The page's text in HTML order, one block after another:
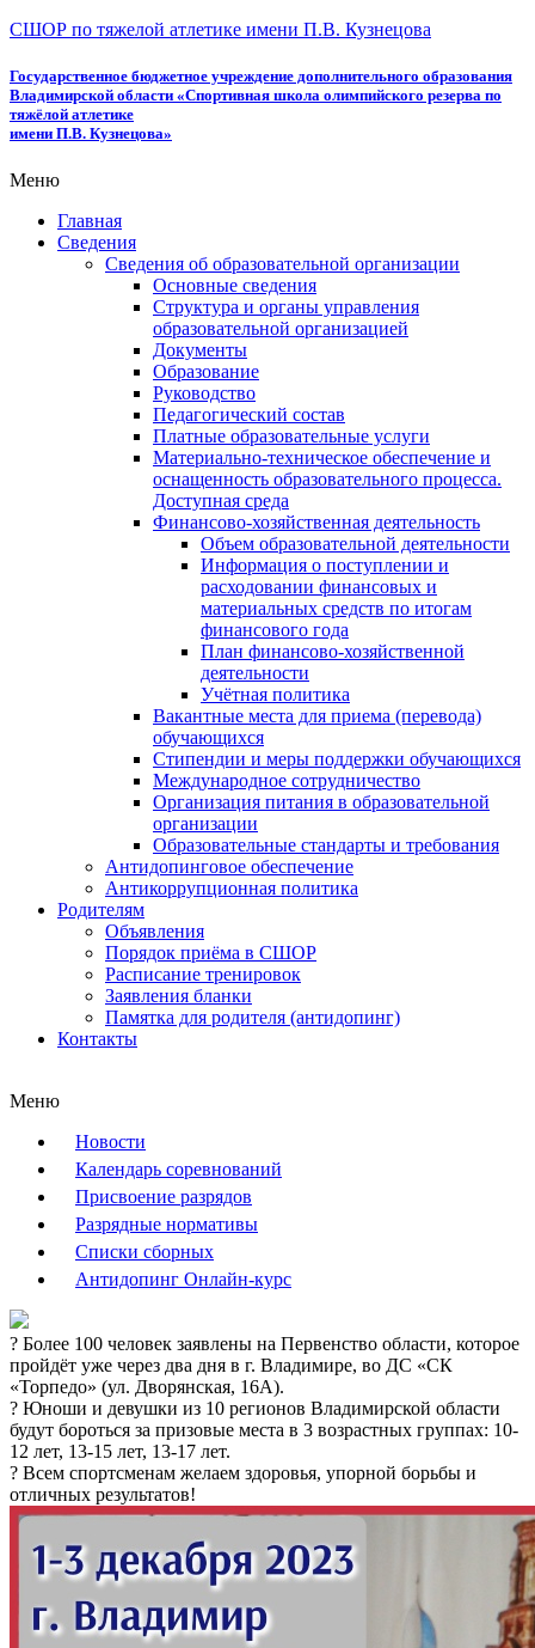
СШОР по тяжелой атлетике имени П.В. Кузнецова
Государственное бюджетное учреждение дополнительного образования
Владимирской области «Спортивная школа олимпийского резерва по
тяжёлой атлетике
имени П.В. Кузнецова»
Меню
Главная
Сведения
Сведения об образовательной организации
Основные сведения
Структура и органы управления
образовательной организацией
Документы
Образование
Руководство
Педагогический состав
Платные образовательные услуги
Материально-техническое обеспечение и
оснащенность образовательного процесса.
Доступная среда
Финансово-хозяйственная деятельность
Объем образовательной деятельности
Информация о поступлении и
расходовании финансовых и
материальных средств по итогам
финансового года
План финансово-хозяйственной
деятельности
Учётная политика
Вакантные места для приема (перевода)
обучающихся
Стипендии и меры поддержки обучающихся
Международное сотрудничество
Организация питания в образовательной
организации
Образовательные стандарты и требования
Антидопинговое обеспечение
Антикоррупционная политика
Родителям
Объявления
Порядок приёма в СШОР
Расписание тренировок
Заявления бланки
Памятка для родителя (антидопинг)
Контакты
Меню
Новости
Календарь соревнований
Присвоение разрядов
Разрядные нормативы
Списки сборных
Антидопинг Онлайн-курс
? Более 100 человек заявлены на Первенство области, которое
пройдёт уже через два дня в г. Владимире, во ДС «СК
«Торпедо» (ул. Дворянская, 16А).
?️ Юноши и девушки из 10 регионов Владимирской области
будут бороться за призовые места в 3 возрастных группах: 10-
12 лет, 13-15 лет, 13-17 лет.
? Всем спортсменам желаем здоровья, упорной борьбы и
отличных результатов!